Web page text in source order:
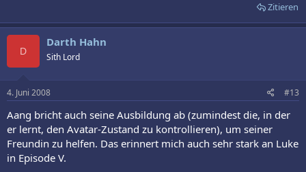
Zitieren
D
Darth Hahn
Sith Lord
4. Juni 2008 #13
Aang bricht auch seine Ausbildung ab (zumindest die, in der
er lernt, den Avatar-Zustand zu kontrollieren), um seiner
Freundin zu helfen. Das erinnert mich auch sehr stark an Luke
in Episode V.